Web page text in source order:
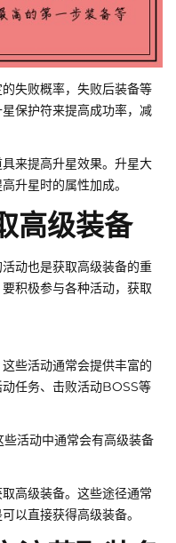
失败概率，失败后装备等
保护符来提高成功率，减
来提高升星效果。升星大
升星时的属性加成。
高级装备
动也是获取高级装备的重
积极参与各种活动，获取
些活动通常会提供丰富的
任务、击败活动BOSS等
活动中通常会有高级装备
高级装备。这些途径通常
以直接获得高级装备。